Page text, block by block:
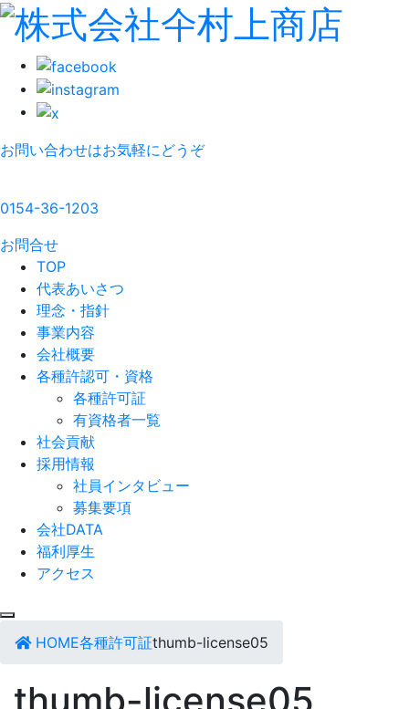
お問い合わせはお気軽にどうぞ
0154-36-1203
お問合せ
TOP
代表あいさつ
理念・指針
事業内容
会社概要
各種許認可・資格
各種許可証
有資格者一覧
社会貢献
採用情報
社員インタビュー
募集要項
会社DATA
福利厚生
アクセス
HOME各種許可証thumb-license05